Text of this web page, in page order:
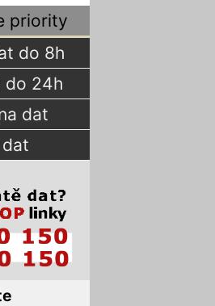
priority
do 8h
do 24h
dat